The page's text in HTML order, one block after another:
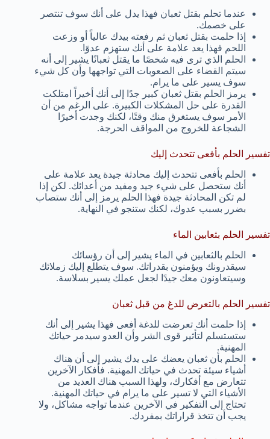
عندما تحلم بقتل ثعبان فهذا يدل على أنك سوف تنتصر
على خصمك.
إذا حلمت بقتل ثعبان ثم رفعته بيدك عالياً أو وزعت
اللحم فهذا يعد علامة على أنك ستهزم عدوًا.
الحلم الذي ترى فيه شخصًا ما يقتل ثعبانًا يشير إلى أنه
سيتم القضاء على الصعوبات التي تواجهها وأن كل شيء
سوف يسير على ما يرام.
يرمز الحلم بقتل ثعبان كبير جدًا إلى أنك أخيراً امتلكت
القدرة على حل المشكلات الكبيرة. على الرغم من أن
الأمر سوف يستغرق منك وقتًا، لكنك وجدت أخيرًا
الشجاعة للخروج من المواقف الحرجة.
تفسير الحلم بأفعى تتحدث إليك
الحلم بأفعى تتحدث إليك محادثة جيدة يعد علامة على
أنك ستحصل على شيء جيد ومفيد من أعدائك. لكن إذا
لم تكن المحادثة جيدة فهذا الحلم يرمز إلى أنك ستصاب
بضرر بسبب عدوك، لكنك ستنجو في النهاية.
تفسير الحلم بثعابين الماء
الحلم بالثعابين في الماء يشير إلى أن رؤسائك
سيقدرونك ويؤمنون بقدراتك. سوف يتطلع إليك زملائك
وسيتعاونون معك جيدًا لجعل عملك يسير بسلاسة.
تفسير الحلم بالتعرض للدغ من قبل ثعبان
إذا حلمت أنك تعرضت للدغة أفعى فهذا يشير إلى أنك
ستستسلم لتأثير قوى الشر وأن العدو سيدمر حياتك
المهنية.
الحلم بأن ثعبان يعضك على يدك يشير إلى أن هناك
أشياء سيئة تحدث في حياتك المهنية. فأفكار الآخرين
تتعارض مع أفكارك، ولهذا السبب هناك العديد من
الأشياء التي لا تسير على ما يرام في حياتك المهنية.
تحتاج إلى التفكير في الآخرين عندما تواجه مشاكل، ولا
يجب أن تتخذ قراراتك بمفردك.